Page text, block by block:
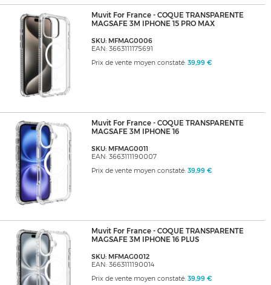
Muvit For France - COQUE TRANSPARENTE
MAGSAFE 3M IPHONE 15 PRO MAX
SKU: MFMAG0006
EAN: 3663111175691
Prix de vente moyen constaté: 39,99 €
Muvit For France - COQUE TRANSPARENTE
MAGSAFE 3M IPHONE 16
SKU: MFMAG0011
EAN: 3663111190007
Prix de vente moyen constaté: 39,99 €
Muvit For France - COQUE TRANSPARENTE
MAGSAFE 3M IPHONE 16 PLUS
SKU: MFMAG0012
EAN: 3663111190014
Prix de vente moyen constaté: 39,99 €